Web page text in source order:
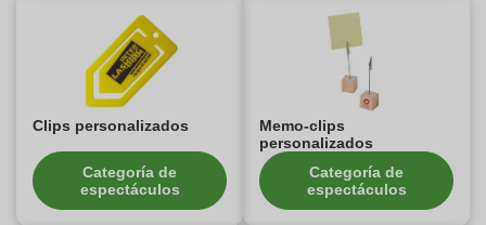
Clips personalizados
Categoría de
espectáculos
Memo-clips
personalizados
Categoría de
espectáculos